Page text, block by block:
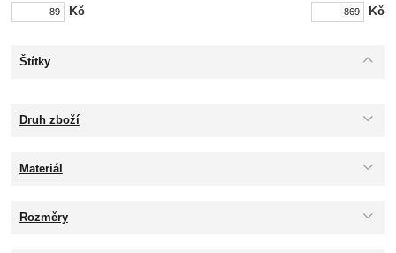
Kč Kč
Štítky
Druh zboží
Materiál
Rozměry